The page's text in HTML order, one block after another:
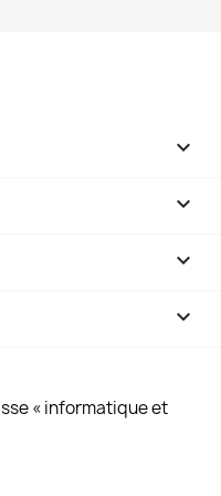



keyboard_arrow_down
« informatique et